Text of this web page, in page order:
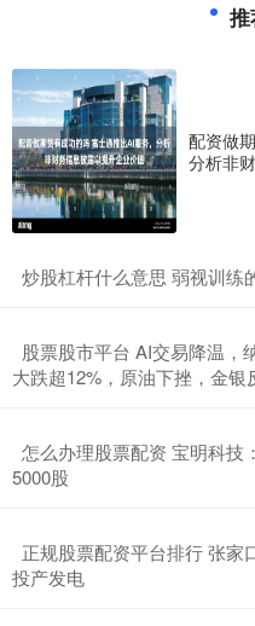
配资做
分析非
炒股杠杆什么意思 弱视训练
股票股市平台 AI交易降温，
大跌超12%，原油下挫，金银
怎么办理股票配资 宝明科技
5000股
正规股票配资平台排行 张家
投产发电